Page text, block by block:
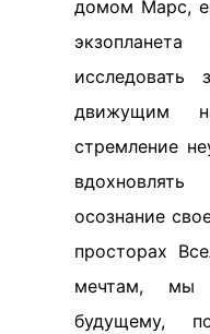
домом Марс,
экзопланета
исследовать
движущим
стремление
осознание
просторах
мечтам, мы
будущему,